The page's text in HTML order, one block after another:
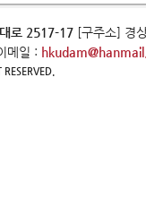
로 2517-17 [구주소] 경
메일 :